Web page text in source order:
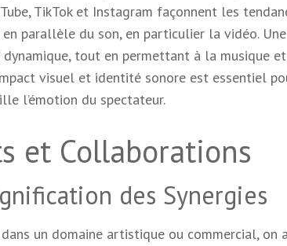
TikTok et Instagram façonnent les
parallèle du son, en particulier la vidéo. Une
tout en permettant à la musique et
visuel et identité sonore est essentiel
l’émotion du spectateur.
et Collaborations
des Synergies
un domaine artistique ou commercial,